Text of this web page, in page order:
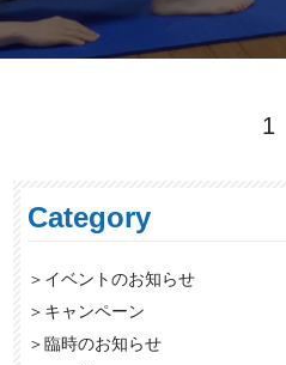
1
Category
＞ イベントのお知らせ
＞ キャンペーン
＞臨時のお知らせ